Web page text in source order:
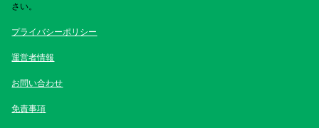
さい。
プライバシーポリシー
運営者情報
お問い合わせ
免責事項